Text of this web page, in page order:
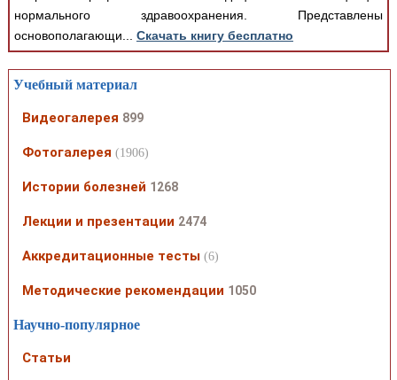
нормального здравоохранения. Представлены
основополагающи... Скачать книгу бесплатно
Учебный материал
Видеогалерея 899
Фотогалерея (1906)
Истории болезней 1268
Лекции и презентации 2474
Аккредитационные тесты (6)
Методические рекомендации 1050
Научно-популярное
Статьи